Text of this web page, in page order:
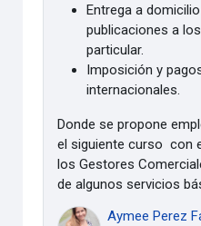
Entrega a
publicaciones a
particular.
Imposición y
internacionales.
Donde se propone
el siguiente curso con
los Gestores
de algunos servicios
Aymee Perez